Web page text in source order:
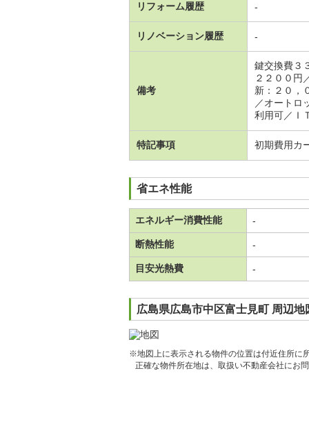
リフォーム履歴 -
リノベーション履歴 -
備考
鍵交換費３
２２００円
新：２０，
／オートロ
利用可／Ｉ
特記事項 初期費用カ
省エネ性能
エネルギー消費性能 -
断熱性能 -
目安光熱費 -
広島県広島市中区富士見町 周辺地
※地図上に表示される物件の位置は付近住所に
正確な物件所在地は、取扱い不動産会社にお